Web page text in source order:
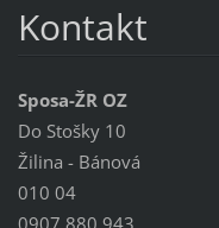
Kontakt
Sposa-ŽR OZ
Do Stošky 10
Žilina - Bánová
010 04
0907 880 943